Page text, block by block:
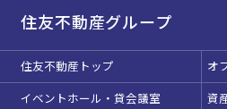
住友不動産グループ
住友不動産トップ
オ
イベントホール・貸会議室
資
お電話でのお問合せ
受付時間 9:00～18:00（土日祝
泉ガーデンギャラリー
ベルサール六本木
汐留・御成門・芝公園エリ
ベルサール芝公園
ベルサール御成門タワー
ベルサール汐留
有明・羽田エリア